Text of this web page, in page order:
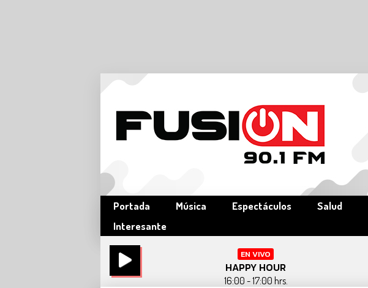
Portada Música Espectáculos Salud
Interesante
EN VIVO
HAPPY HOUR
16:00 - 17:00 hrs.